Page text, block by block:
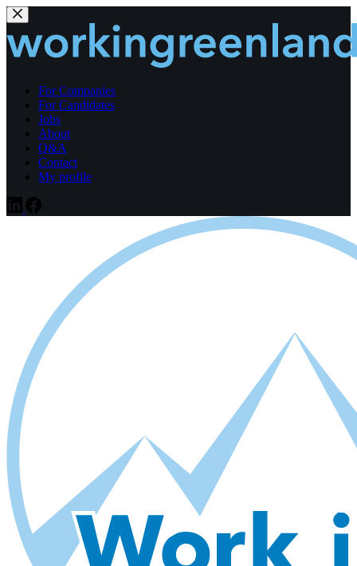
Fortsæt
til
indhold
For Companies
For Candidates
Jobs
About
Q&A
Contact
My profile